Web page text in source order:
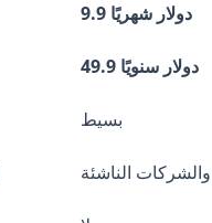
9.9 دولار شهريًا
49.9 دولار سنويًا
بسيط
الناشئة